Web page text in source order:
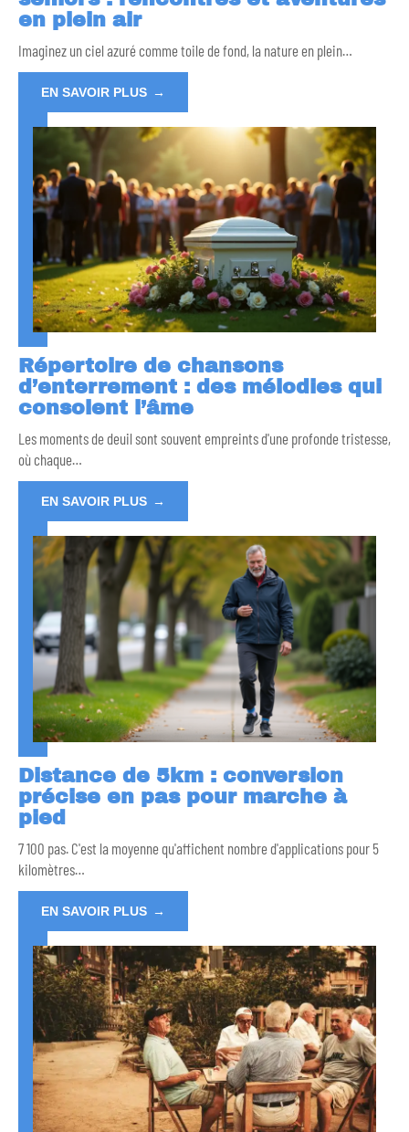
en plein air
Imaginez un ciel azuré comme toile de fond, la nature en plein…
EN SAVOIR PLUS
Répertoire de chansons
d’enterrement : des mélodies qui
consolent l’âme
Les moments de deuil sont souvent empreints d'une profonde tristesse,
où chaque…
EN SAVOIR PLUS
Distance de 5km : conversion
précise en pas pour marche à
pied
7 100 pas. C'est la moyenne qu'affichent nombre d'applications pour 5
kilomètres…
EN SAVOIR PLUS